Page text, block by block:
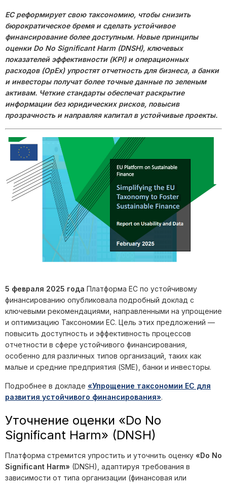
ЕС реформирует свою таксономию, чтобы снизить
бюрократическое бремя и сделать устойчивое
финансирование более доступным. Новые принципы
оценки Do No Significant Harm (DNSH), ключевых
показателей эффективности (KPI) и операционных
расходов (OpEx) упростят отчетность для бизнеса, а банки
и инвесторы получат более точные данные по зеленым
активам. Четкие стандарты обеспечат раскрытие
информации без юридических рисков, повысив
прозрачность и направляя капитал в устойчивые проекты.
5 февраля 2025 года Платформа ЕС по устойчивому
финансированию опубликовала подробный доклад с
ключевыми рекомендациями, направленными на упрощение
и оптимизацию Таксономии ЕС. Цель этих предложений —
повысить доступность и эффективность процессов
отчетности в сфере устойчивого финансирования,
особенно для различных типов организаций, таких как
малые и средние предприятия (SME), банки и инвесторы.
Подробнее в докладе «Упрощение таксономии ЕС для
развития устойчивого финансирования».
Уточнение оценки «Do No
Significant Harm» (DNSH)
Платформа стремится упростить и уточнить оценку «Do No
Significant Harm» (DNSH), адаптируя требования в
зависимости от типа организации (финансовая или